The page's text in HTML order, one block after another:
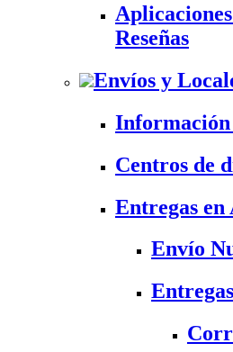
Reseñas
Envíos y
Información
Centros de
Entregas
Envío